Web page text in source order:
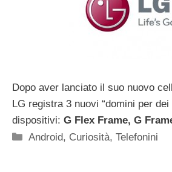
Dopo aver lanciato il suo nuovo
LG registra 3 nuovi “domini per
dispositivi: G Flex Frame, G
Categorie
Android, Curiosità,Telefonini